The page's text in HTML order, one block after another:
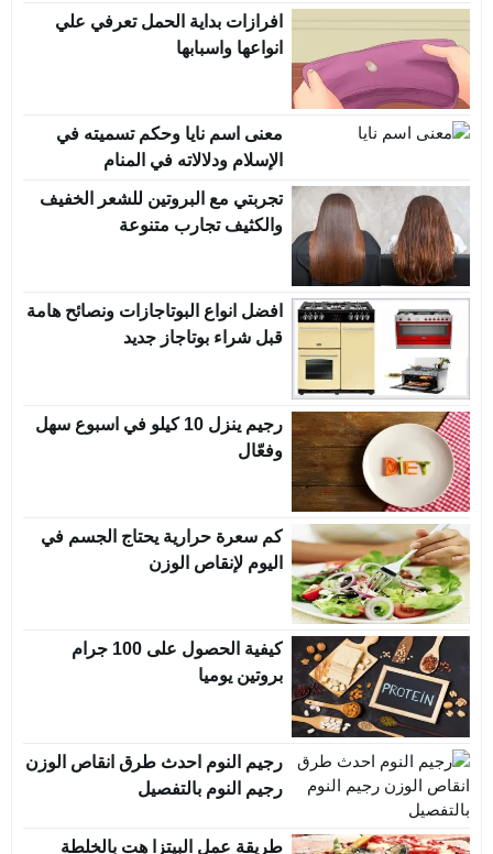
افرازات بداية الحمل تعرفي علي
انواعها واسبابها
معنى اسم نايا وحكم تسميته في
الإسلام ودلالاته في المنام
تجربتي مع البروتين للشعر الخفيف
والكثيف تجارب متنوعة
افضل انواع البوتاجازات ونصائح هامة
قبل شراء بوتاجاز جديد
رجيم ينزل 10 كيلو في اسبوع سهل
وفعّال
كم سعرة حرارية يحتاج الجسم في
اليوم لإنقاص الوزن
كيفية الحصول على 100 جرام
بروتين يوميا
رجيم النوم احدث طرق انقاص الوزن
رجيم النوم بالتفصيل
طريقة عمل البيتزا هت بالخلطة